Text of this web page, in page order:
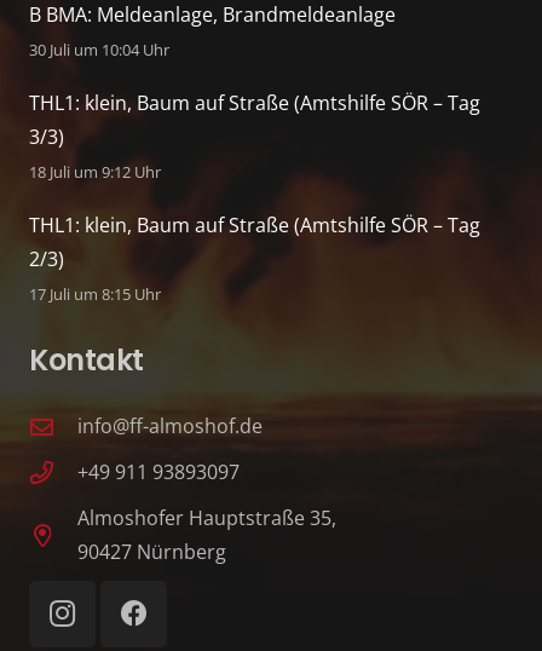
B BMA: Meldeanlage, Brandmeldeanlage
30 Juli um 10:04 Uhr
THL1: klein, Baum auf Straße (Amtshilfe SÖR – Tag
3/3)
18 Juli um 9:12 Uhr
THL1: klein, Baum auf Straße (Amtshilfe SÖR – Tag
2/3)
17 Juli um 8:15 Uhr
Kontakt
info@ff-almoshof.de
+49 911 93893097
Almoshofer Hauptstraße 35,
90427 Nürnberg